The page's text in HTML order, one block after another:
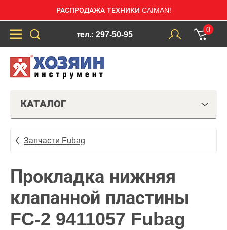
РАСПРОДАЖА ТЕХНИКИ CAIMAN!
тел.: 297-50-95
0
КАТАЛОГ
Запчасти Fubag
Прокладка нижняя
клапанной пластины
FC-2 9411057 Fubag